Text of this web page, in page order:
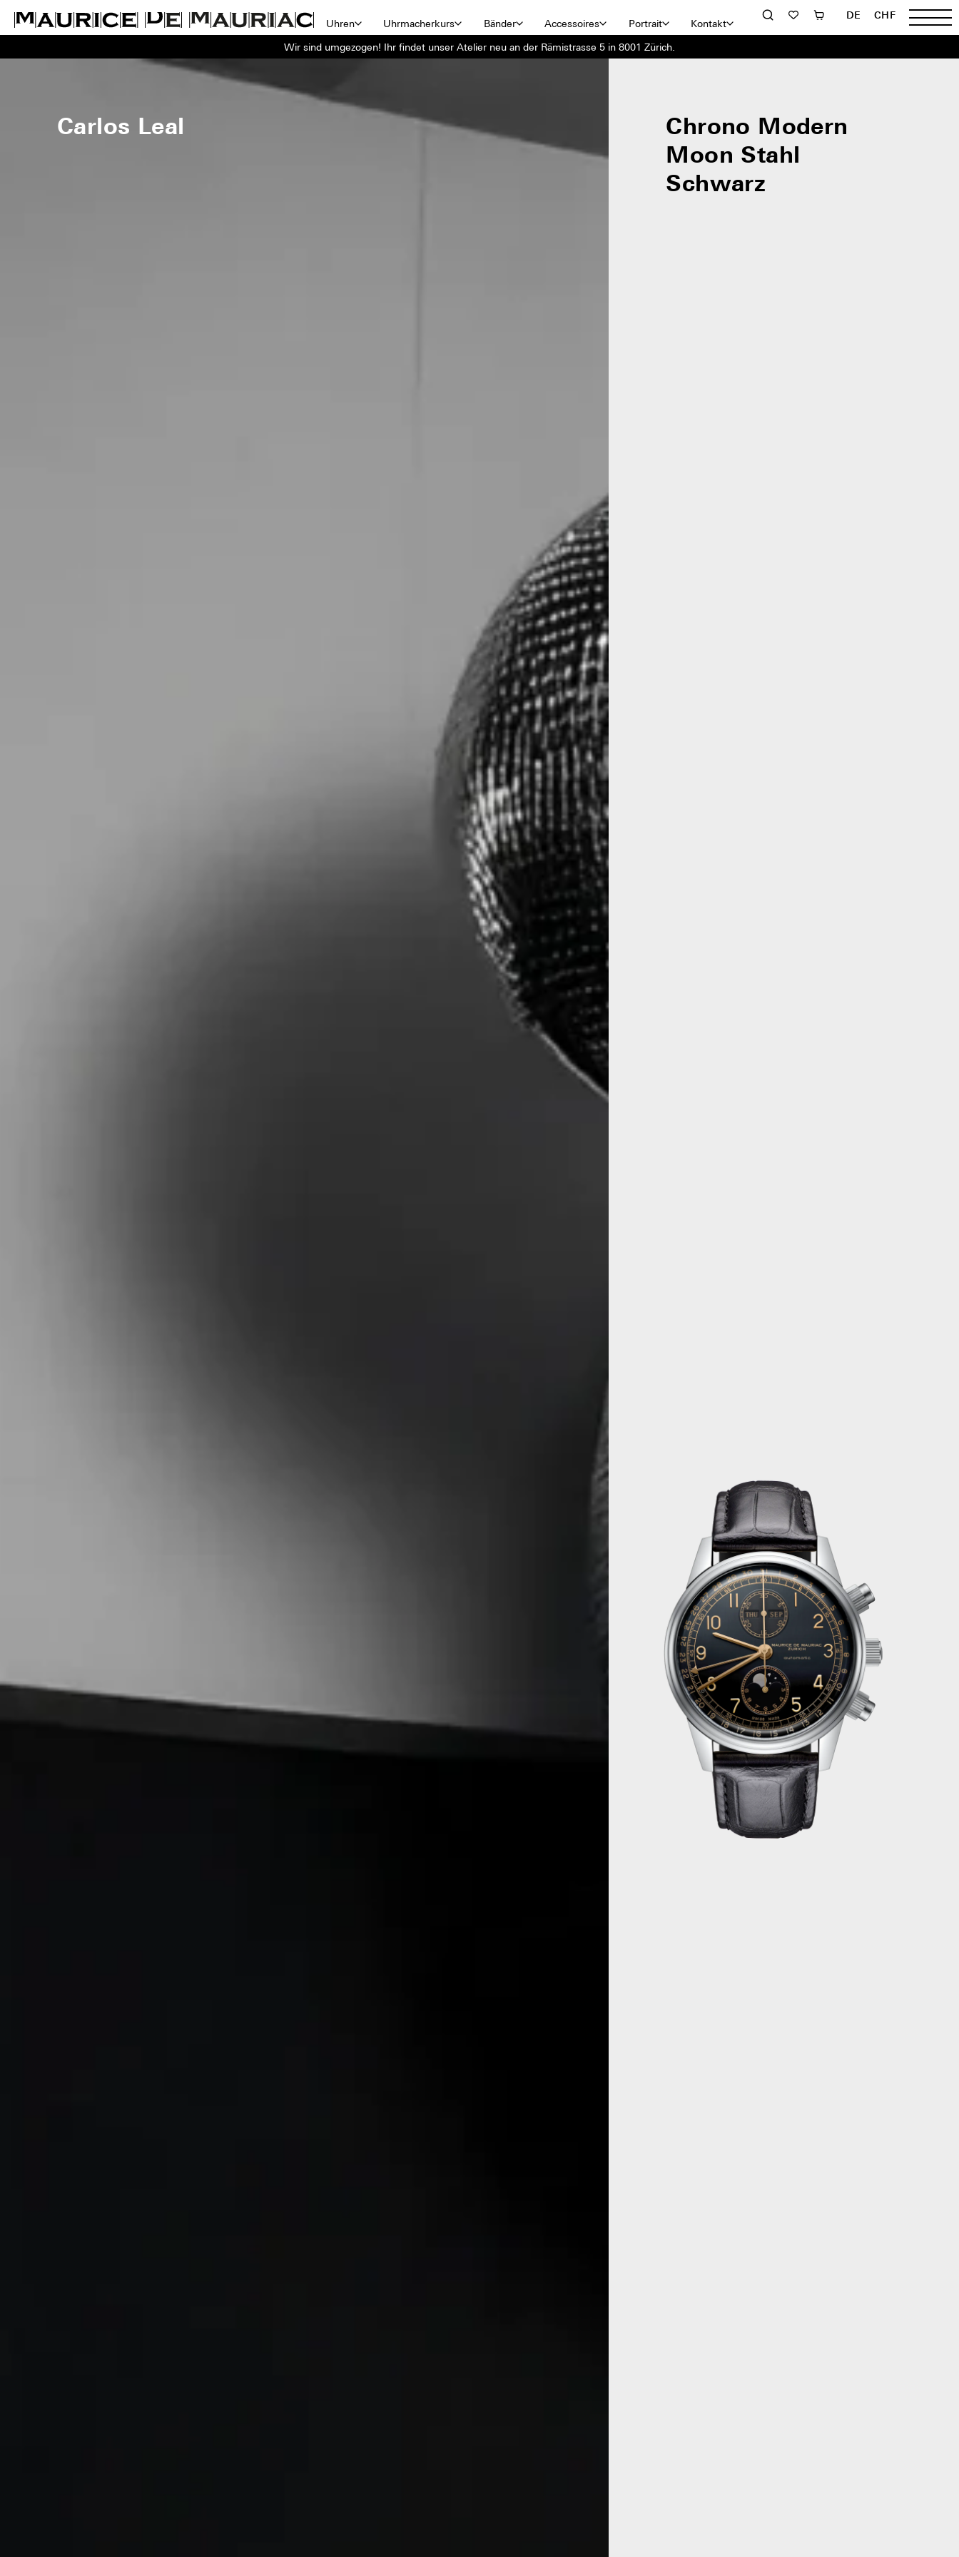
Uhren Uhrmacherkurs Bänder Accessoires Portrait Kontakt
DE CHF
Wir sind umgezogen! Ihr findet unser Atelier neu an der Rämistrasse 5 in 8001 Zürich.
Carlos Leal
Chrono Modern
Moon Stahl
Schwarz